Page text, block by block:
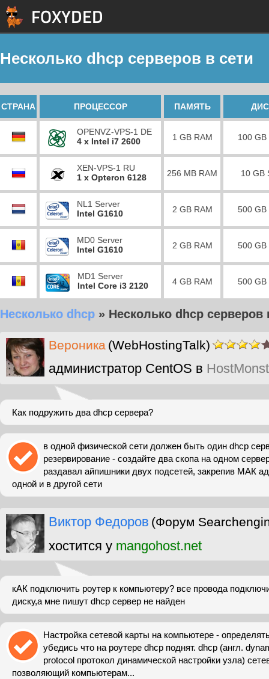
Несколько dhcp серверов в сети
СТРАНА ПРОЦЕССОР ПАМЯТЬ
OPENVZ-VPS-1 DE
4 x Intel i7 2600
1 GB RAM 100 GB
XEN-VPS-1 RU
1 x Opteron 6128
256 MB RAM 10 GB
NL1 Server
Intel G1610
2 GB RAM 500 GB
MD0 Server
Intel G1610
2 GB RAM 500 GB
MD1 Server
Intel Core i3 2120
4 GB RAM 500 GB
Несколько dhcp » Несколько dhcp серверов
Вероника (WebHostingTalk)
администратор CentOS в
Как подружить два dhcp сервера?
в одной физической сети должен быть один dhcp
резервирование - создайте два скопа на одном
раздавал айпишники двух подсетей, закрепив МАК
одной и в другой сети
Виктор Федоров (Форум
хостится у mangohost.net
кАК подключить роутер к компьютеру? все провода
диску,а мне пишут dhcp сервер не найден
Настройка сетевой карты на компьютере -
убедись что на роутере dhcp поднят. dhcp (англ.
protocol протокол динамической настройки узла)
позволяющий компьютерам...